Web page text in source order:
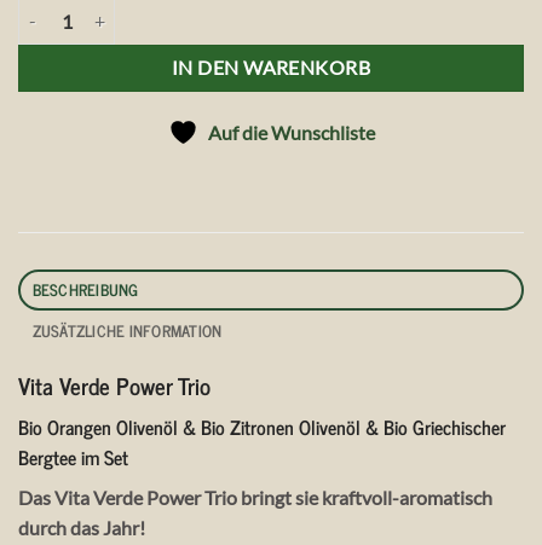
IN DEN WARENKORB
Auf die Wunschliste
BESCHREIBUNG
ZUSÄTZLICHE INFORMATION
Vita Verde Power Trio
Bio Orangen Olivenöl & Bio Zitronen Olivenöl & Bio Griechischer
Bergtee im Set
Das Vita Verde Power Trio bringt sie kraftvoll-aromatisch
durch das Jahr!